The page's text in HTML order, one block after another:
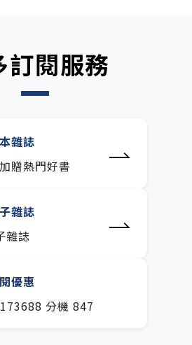
訂閱服務
雜誌
贈熱門好書
雜誌
雜誌
優惠
分機 847